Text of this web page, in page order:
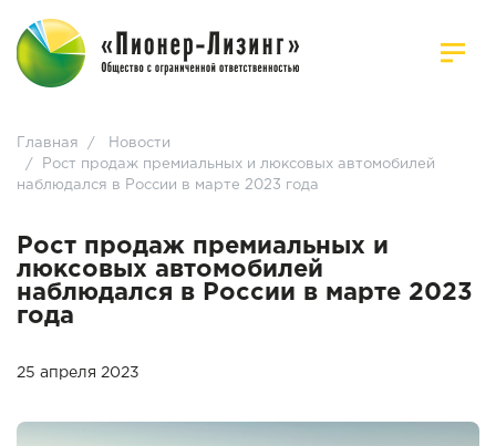
Главная /
Новости
/
Рост продаж премиальных и люксовых автомобилей
наблюдался в России в марте 2023 года
Рост продаж премиальных и
люксовых автомобилей
наблюдался в России в марте 2023
года
25 апреля 2023